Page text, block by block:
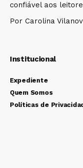
confiável aos
Por Carolina
Institucional
Expediente
Quem Somos
Políticas de